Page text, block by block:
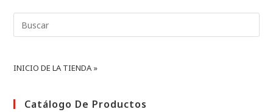
Buscar:
INICIO DE LA TIENDA »
Catálogo De Productos